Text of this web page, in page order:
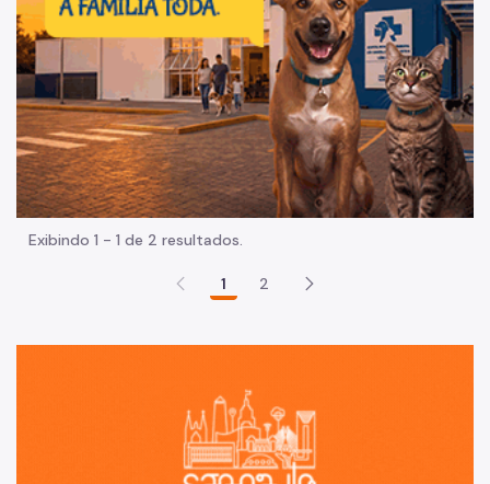
Exibindo 1 - 1 de 2 resultados.
1 2